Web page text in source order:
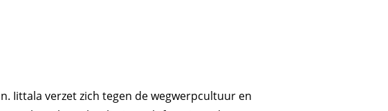
Iittala verzet zich tegen de wegwerpcultuur en